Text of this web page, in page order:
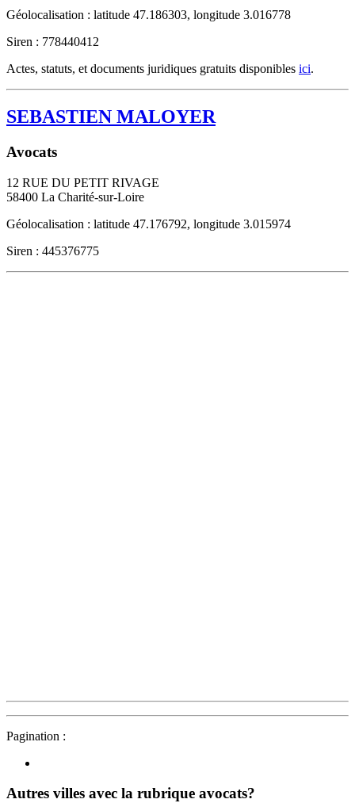
Géolocalisation : latitude 47.186303, longitude 3.016778
Siren : 778440412
Actes, statuts, et documents juridiques gratuits disponibles ici.
SEBASTIEN MALOYER
Avocats
12 RUE DU PETIT RIVAGE
58400 La Charité-sur-Loire
Géolocalisation : latitude 47.176792, longitude 3.015974
Siren : 445376775
Pagination :
Autres villes avec la rubrique avocats?